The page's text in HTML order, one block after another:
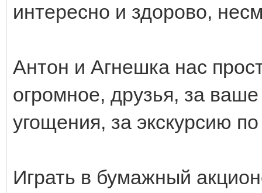
интересно и здорово,
Антон и Агнешка нас
огромное, друзья, за
угощения, за экскурсию
Играть в бумажный